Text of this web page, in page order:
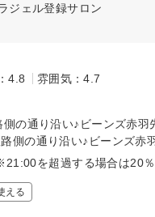
ジェル登録サロン
4.8
雰囲気：4.7
の通り沿い♪ビーンズ赤羽
側の通り沿い♪ビーンズ赤
を超過する場合は20
える